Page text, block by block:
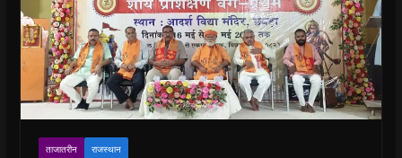
ताजातरीन राजस्थान